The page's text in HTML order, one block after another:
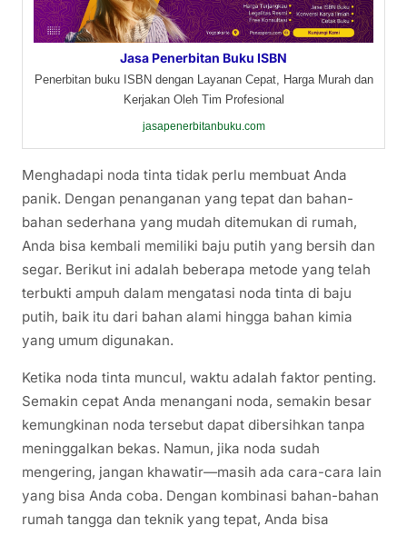
Jasa Penerbitan Buku ISBN
Penerbitan buku ISBN dengan Layanan Cepat, Harga Murah dan
Kerjakan Oleh Tim Profesional
jasapenerbitanbuku.com
Menghadapi noda tinta tidak perlu membuat Anda
panik. Dengan penanganan yang tepat dan bahan-
bahan sederhana yang mudah ditemukan di rumah,
Anda bisa kembali memiliki baju putih yang bersih dan
segar. Berikut ini adalah beberapa metode yang telah
terbukti ampuh dalam mengatasi noda tinta di baju
putih, baik itu dari bahan alami hingga bahan kimia
yang umum digunakan.
Ketika noda tinta muncul, waktu adalah faktor penting.
Semakin cepat Anda menangani noda, semakin besar
kemungkinan noda tersebut dapat dibersihkan tanpa
meninggalkan bekas. Namun, jika noda sudah
mengering, jangan khawatir—masih ada cara-cara lain
yang bisa Anda coba. Dengan kombinasi bahan-bahan
rumah tangga dan teknik yang tepat, Anda bisa